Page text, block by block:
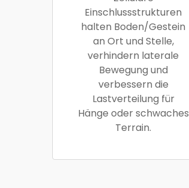
Einschlussstrukturen
halten Boden/Gestein
an Ort und Stelle,
verhindern laterale
Bewegung und
verbessern die
Lastverteilung für
Hänge oder schwaches
Terrain.